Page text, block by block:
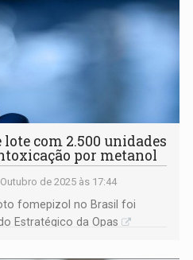
lote com 2.500 unidades
por metanol
de 2025 às 17:44
fomepizol no Brasil foi
Estratégico da Opas